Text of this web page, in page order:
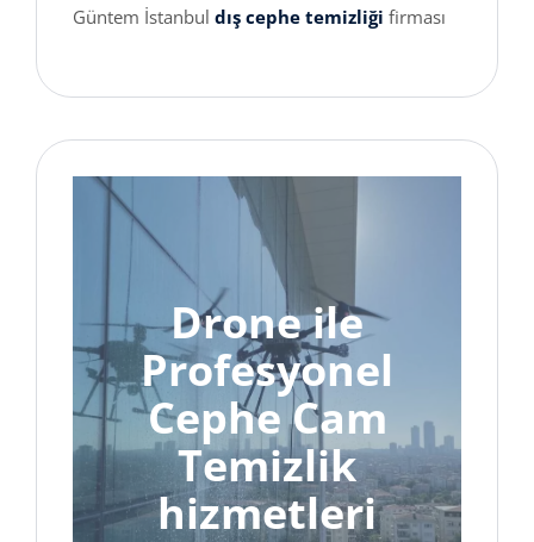
Güntem İstanbul dış cephe temizliği firması
Drone ile
Profesyonel
Cephe Cam
Temizlik
hizmetleri